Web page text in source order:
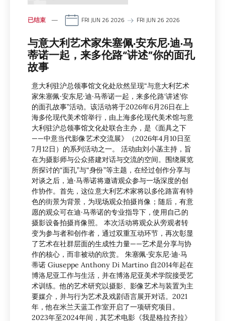
已结束 FRI JUN 26 2026 FRI JUN 26 2026
与意大利艺术家朱塞佩·安东尼·迪·马
蒂诺一起，来多伦路“讲述”你的面孔
故事
意大利驻沪总领事馆文化处欣然呈现“与意大利艺术
家朱塞佩·安东尼·迪·马蒂诺一起，来多伦路‘讲述’你
的面孔故事”活动。该活动将于2026年6月26日在上
海多伦现代美术馆举行，由上海多伦现代美术馆与意
大利驻沪总领事馆文化处联合主办，是《面具之下
——中意当代影像艺术交流展》（2026年4月10日至
7月12日）的系列活动之一。 活动由刘小菡主持，旨
在为摄影师与公众搭建对话与交流的空间。围绕展览
所探讨的“面孔”与“身份”等主题，在经过创作分享与
对谈之后，迪·马蒂诺将邀请观众参与一场深度的创
作协作。首先，这位意大利艺术家将以多伦路富有特
色的街景为背景，为现场观众拍摄肖像；随后，有意
愿的观众可在迪·马蒂诺的专业指导下，使用自己的
摄影设备拍摄肖像照。 本次活动将观众从旁观者转
变为参与者和创作者，通过双重互动环节，再次彰显
了艺术在社群层面的生成性力量——艺术是分享与协
作的核心，而非被动的欣赏。 朱塞佩·安东尼·迪·马
蒂诺 Giuseppe Anthony Di Martino 自2014年起在
博洛尼亚工作与生活，并在博洛尼亚美术学院接受艺
术训练。他的艺术研究以摄影、影像艺术与装置为主
要媒介，并与行为艺术及戏剧语言展开对话。2021
年，他在米兰天蓝工作室开启了一项研究项目。
2023年至2024年间，其艺术电影《我是格拉齐拉》